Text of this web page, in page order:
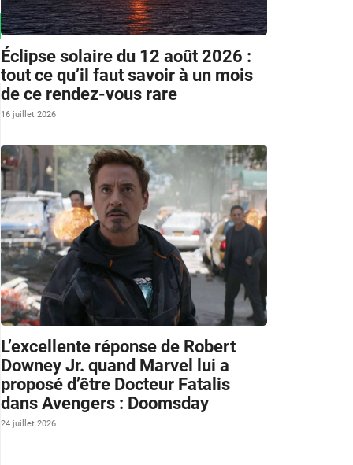
Éclipse solaire du 12 août 2026 :
tout ce qu’il faut savoir à un mois
de ce rendez-vous rare
16 juillet 2026
L’excellente réponse de Robert
Downey Jr. quand Marvel lui a
proposé d’être Docteur Fatalis
dans Avengers : Doomsday
24 juillet 2026